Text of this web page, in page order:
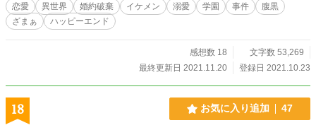
恋愛 異世界 婚約破棄 イケメン 溺愛 学園 事件
腹黒
ざまぁ
ハッピーエンド
感想数 18
文字数 53,269
最終更新日 2021.11.20
登録日 2021.10.23
18 お気に入り追加 47